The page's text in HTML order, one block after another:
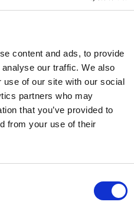
content and ads, to provide
our traffic. We also
of our site with our social
partners who may
that you’ve provided to
from your use of their